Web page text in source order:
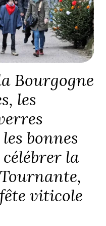
Bourgogne
les
bonnes
la
viticole